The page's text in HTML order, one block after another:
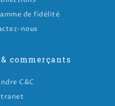
de fidélité
nous
commerçants
C&C